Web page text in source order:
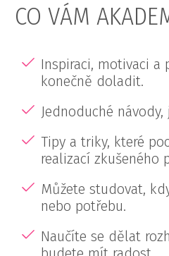
CO VÁM
Inspiraci, motivaci a
konečně doladit.
Jednoduché
Tipy a triky, které
realizací zkušeného
Můžete studovat,
nebo potřebu.
Naučíte se dělat